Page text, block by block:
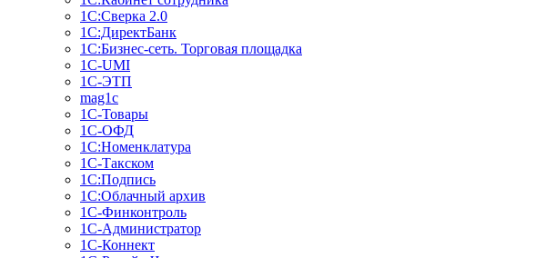
1С:Сверка 2.0
1С:ДиректБанк
1С:Бизнес-сеть. Торговая площадка
1С-UMI
1С-ЭТП
mag1c
1С-Товары
1С-ОФД
1С:Номенклатура
1С-Такском
1С:Подпись
1С:Облачный архив
1С-Финконтроль
1С-Администратор
1С-Коннект